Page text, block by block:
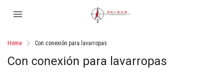
Home Con conexión para lavarropas
Con conexión para lavarropas